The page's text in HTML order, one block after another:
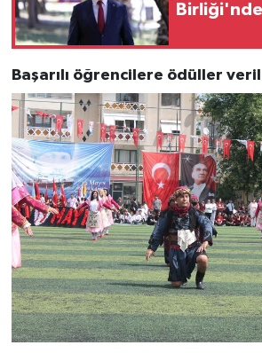
Başarılı öğrencilere ödüller